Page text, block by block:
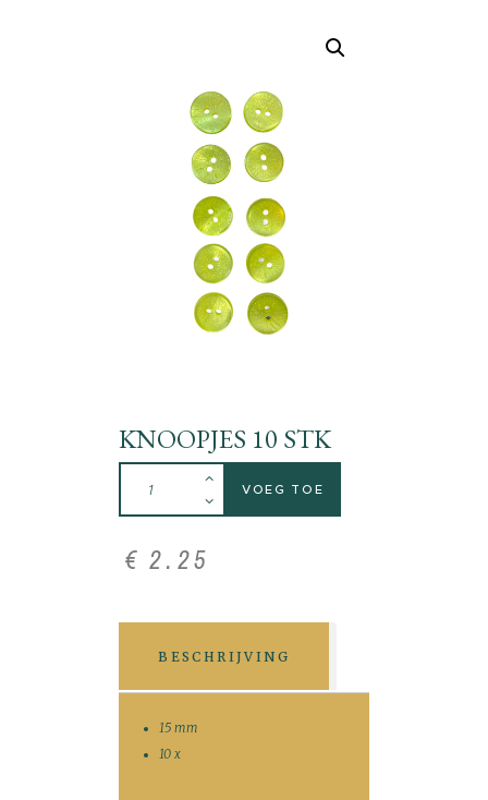
KNOOPJES 10 STK
VOEG TOE
€ 2. 25
BESCHRIJVING
15 mm
10 x